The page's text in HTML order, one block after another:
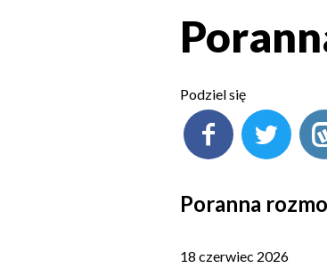
Podziel się
Poranna
18 czerwiec 2026